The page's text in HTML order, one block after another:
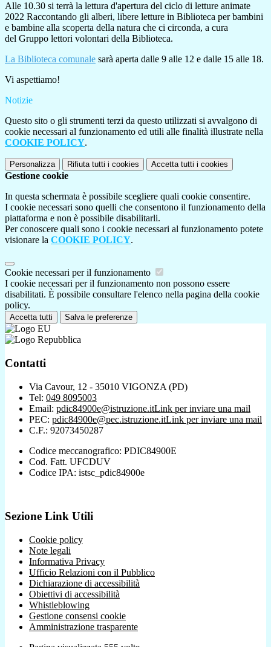
Alle 10.30 si terrà la lettura d'apertura del ciclo di letture animate
2022 Raccontando gli alberi, libere letture in Biblioteca per bambini
e bambine alla scoperta della natura che ci circonda, a cura
del Gruppo lettori volontari della Biblioteca.
La Biblioteca comunale sarà aperta dalle 9 alle 12 e dalle 15 alle 18.
Vi aspettiamo!
Notizie
Questo sito o gli strumenti terzi da questo utilizzati si avvalgono di
cookie necessari al funzionamento ed utili alle finalità illustrate nella
COOKIE POLICY.
Personalizza Rifiuta tutti i cookies Accetta tutti i cookies
Gestione cookie
In questa schermata è possibile scegliere quali cookie consentire.
I cookie necessari sono quelli che consentono il funzionamento della
piattaforma e non è possibile disabilitarli.
Per conoscere quali sono i cookie necessari al funzionamento potete
visionare la COOKIE POLICY.
Cookie necessari per il funzionamento
I cookie necessari per il funzionamento non possono essere
disabilitati. È possibile consultare l'elenco nella pagina della cookie
policy.
Accetta tutti Salva le preferenze
Contatti
Via Cavour, 12 - 35010 VIGONZA (PD)
Tel: 049 8095003
Email: pdic84900e@istruzione.itLink per inviare una mail
PEC: pdic84900e@pec.istruzione.itLink per inviare una mail
C.F.: 92073450287
Codice meccanografico: PDIC84900E
Cod. Fatt. UFCDUV
Codice IPA: istsc_pdic84900e
Sezione Link Utili
Cookie policy
Note legali
Informativa Privacy
Ufficio Relazioni con il Pubblico
Dichiarazione di accessibilità
Obiettivi di accessibilità
Whistleblowing
Gestione consensi cookie
Amministrazione trasparente